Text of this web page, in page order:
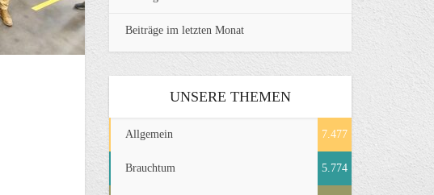
Beiträge im letzten Monat
UNSERE THEMEN
Allgemein 7.477
Brauchtum 5.774